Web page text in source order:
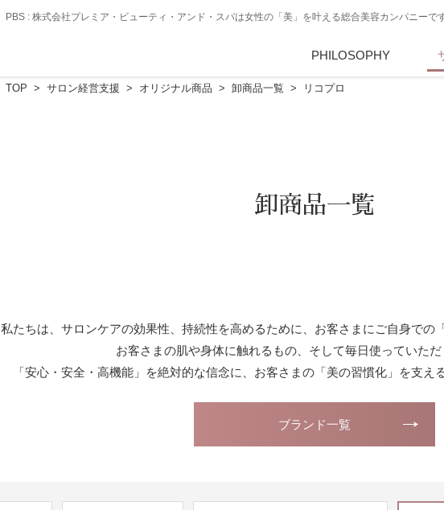
PBS : 株式会社プレミア・ビューティ・アンド・スパは女性の「美」を叶える総合美容カンパニーです
PHILOSOPHY
PBSとは
TOP サロン経営支援 オリジナル商品 卸商品一覧 リコプロ
卸商品一覧
私たちは、サロンケアの効果性、持続性を高めるために、お客さまにご自身での
お客さまの肌や身体に触れるもの、そして毎日使っていた
「安心・安全・高機能」を絶対的な信念に、お客さまの「美の習慣化」を支え
ブランド一覧